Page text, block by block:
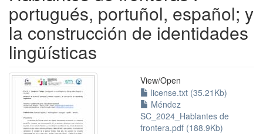
portugués, portuñol, español; y
la construcción de identidades
lingüísticas
View/Open
license.txt (35.21Kb)
Méndez
SC_2024_Hablantes de
frontera.pdf (188.9Kb)